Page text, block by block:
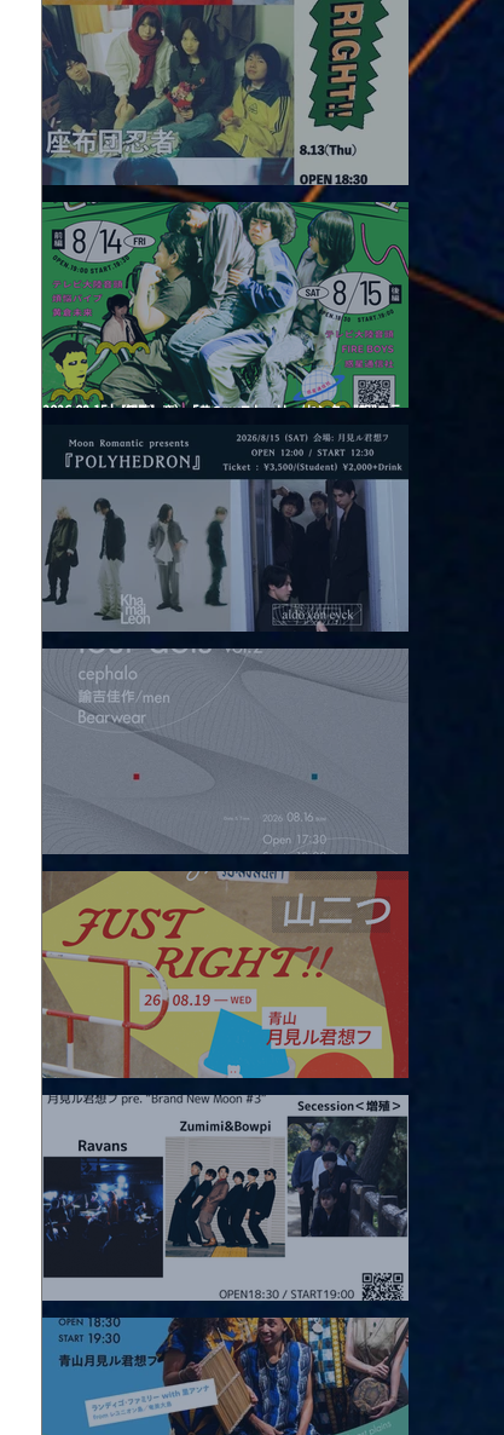
2026.08.13 |【観覧】JUST RIGHT!! vol.26
2026.08.15 |【観覧】夜）『巷のmyストーリー/センター"訳"フラ
2026.08.15 |【観覧】昼）月見ルpre.『POLYHEDRON』
2026.08.16 |【観覧】夜）four dots vol.2
2026.08.19 |【観覧】JUST RIGHT!! vol.27
2026.08.20 |【観覧】月見ル君想フpre. “Brand New Moon #3”